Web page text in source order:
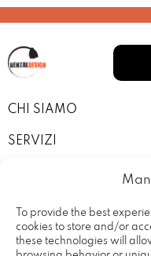
To provide the best
cookies to store and/or
these technologies will
CHI SIAMO
SERVIZI
I NOSTRI ALLESTIMENTI
CONTATTI
PRIVACY POLICY